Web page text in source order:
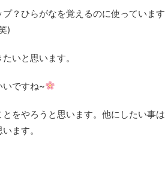
？ひらがなを覚えるのに使っています
)
いと思います。
いですね~
をやろうと思います。他にしたい事は
ます。